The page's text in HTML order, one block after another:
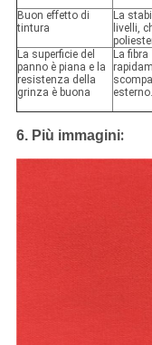
Buon effetto di
tintura
La
livelli,
La superficie del
panno è piana e la
resistenza della
grinza è buona
La
esterno.
6. Più immagini: